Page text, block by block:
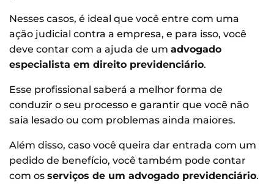
Nesses casos, é ideal que você entre com uma
ação judicial contra a empresa, e para isso, você
deve contar com a ajuda de um advogado
especialista em direito previdenciário.
Esse profissional saberá a melhor forma de
conduzir o seu processo e garantir que você não
saia lesado ou com problemas ainda maiores.
Além disso, caso você queira dar entrada com um
pedido de benefício, você também pode contar
com os serviços de um advogado previdenciário.